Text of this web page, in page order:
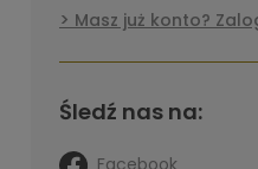
Masz już konto?
Śledź nas na: